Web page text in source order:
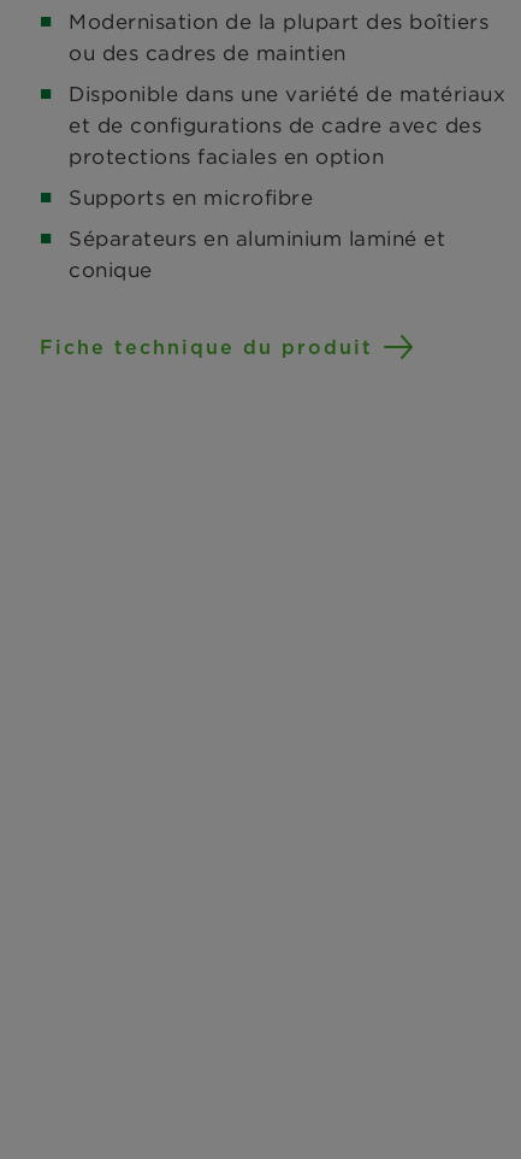
Modernisation de la plupart des boîtiers
ou des cadres de maintien
Disponible dans une variété de matériaux
et de configurations de cadre avec des
protections faciales en option
Supports en microfibre
Séparateurs en aluminium laminé et
conique
Fiche technique du produit